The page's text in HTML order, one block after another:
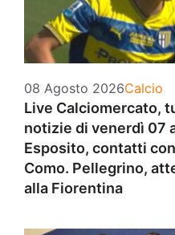
08 Agosto 2026Categorie
Calcio
Live Calciomercato,
notizie di venerdì 07
Esposito, contatti
Como. Pellegrino,
alla Fiorentina